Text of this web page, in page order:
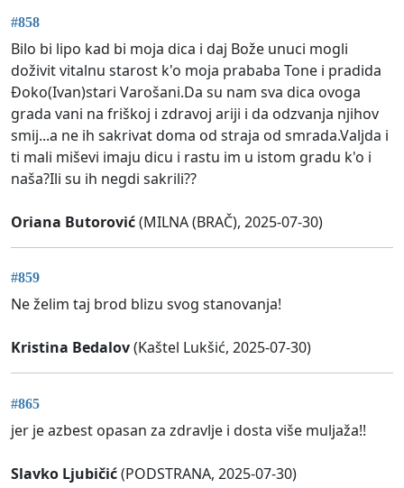
#858
Bilo bi lipo kad bi moja dica i daj Bože unuci mogli
doživit vitalnu starost k'o moja prababa Tone i pradida
Ðoko(Ivan)stari Varošani.Da su nam sva dica ovoga
grada vani na friškoj i zdravoj ariji i da odzvanja njihov
smij...a ne ih sakrivat doma od straja od smrada.Valjda i
ti mali miševi imaju dicu i rastu im u istom gradu k'o i
naša?Ili su ih negdi sakrili??
Oriana Butorović(MILNA (BRAČ), 2025-07-30)
#859
Ne želim taj brod blizu svog stanovanja!
Kristina Bedalov(Kaštel Lukšić, 2025-07-30)
#865
jer je azbest opasan za zdravlje i dosta više muljaža!!
Slavko Ljubičić(PODSTRANA, 2025-07-30)